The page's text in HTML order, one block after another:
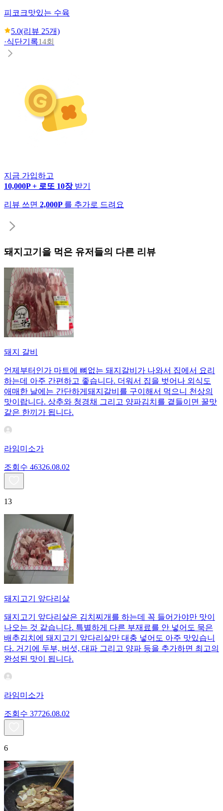
피코크맛있는 수육
5.0(리뷰 25개)
·식단기록14회
지금 가입하고
10,000P + 로또 10장 받기
리뷰 쓰면 2,000P 를 추가로 드려요
돼지고기 을 먹은 유저들의 다른 리뷰
돼지 갈비
언제부터인가 마트에 뼈없는 돼지갈비가 나와서 집에서 요리
하는데 아주 간편하고 좋습니다. 더워서 집을 벗어나 외식도
애매한 날에는 간단하게돼지갈비를 구이해서 먹으니 천상의
맛이랍니다. 상추와 청경채 그리고 양파김치를 곁들이면 꿀맛
같은 한끼가 됩니다.
라임미소가
조회수 46326.08.02
13
돼지고기 앞다리살
돼지고기 앞다리살은 김치찌개를 하는데 꼭 들어가야만 맛이
나오는 것 같습니다. 특별하게 다른 부재료를 안 넣어도 묵은
배추김치에 돼지고기 앞다리살만 대충 넣어도 아주 맛있습니
다. 거기에 두부, 버섯, 대파 그리고 양파 등을 추가하면 최고의
완성된 맛이 됩니다.
라임미소가
조회수 37726.08.02
6